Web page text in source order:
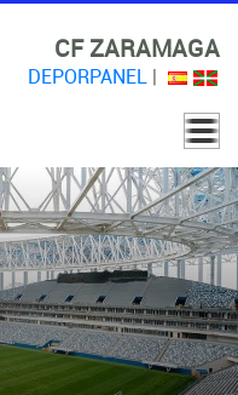
CF ZARAMAGA
DEPORPANEL |